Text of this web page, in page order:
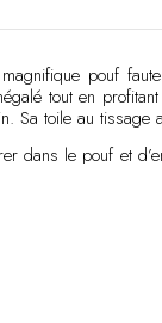
pouf
tout en
toile au tissage
dans le pouf et